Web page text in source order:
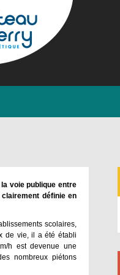
voie publique entre
définie en
scolaires,
de vie, il a été établi
h est devenue une
nombreux piétons